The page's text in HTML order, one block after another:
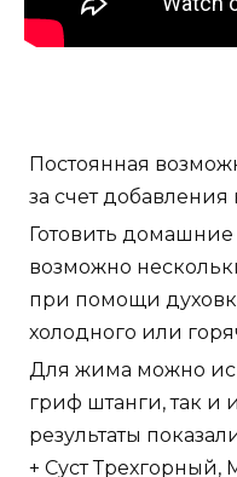
Постоянная
за счет добавления
Готовить
возможно
при помощи
холодного или
Для жима можно
гриф штанги, так и
результаты
+ Суст Трехгорный,